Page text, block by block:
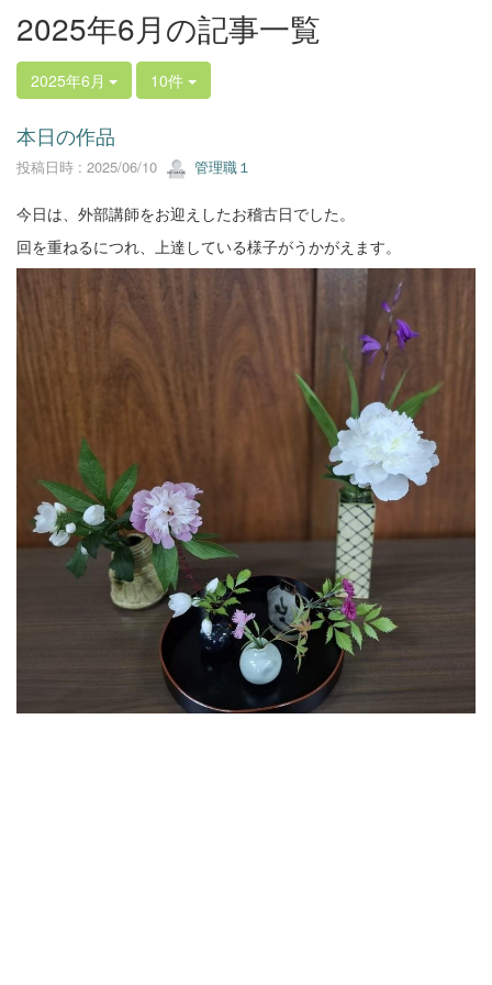
2025年6月の記事一覧
2025年6月 10件
本日の作品
投稿日時 : 2025/06/10 管理職１
今日は、外部講師をお迎えしたお稽古日でした。
回を重ねるにつれ、上達している様子がうかがえます。